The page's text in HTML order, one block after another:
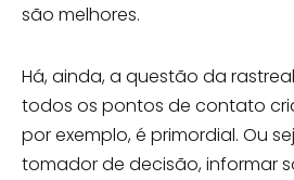
são melhores.
Há, ainda, a questão da
todos os pontos de contato
por exemplo, é primordial. Ou
tomador de decisão, informar